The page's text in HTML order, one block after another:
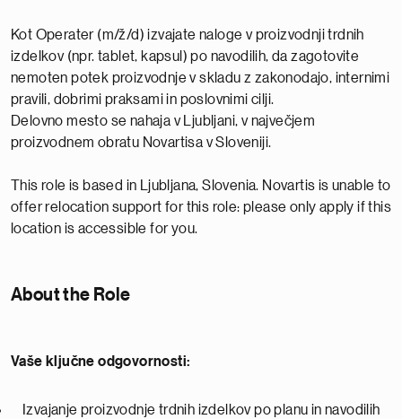
Kot Operater (m/ž/d) izvajate naloge v proizvodnji trdnih
izdelkov (npr. tablet, kapsul) po navodilih, da zagotovite
nemoten potek proizvodnje v skladu z zakonodajo, internimi
pravili, dobrimi praksami in poslovnimi cilji.
Delovno mesto se nahaja v Ljubljani, v največjem
proizvodnem obratu Novartisa v Sloveniji.
This role is based in Ljubljana, Slovenia. Novartis is unable to
offer relocation support for this role: please only apply if this
location is accessible for you.
About the Role
Vaše ključne odgovornosti:
Izvajanje proizvodnje trdnih izdelkov po planu in navodilih